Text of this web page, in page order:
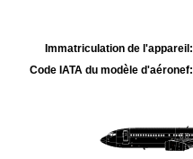
Immatriculation de l'appareil:
Code IATA du modèle d'aéronef: